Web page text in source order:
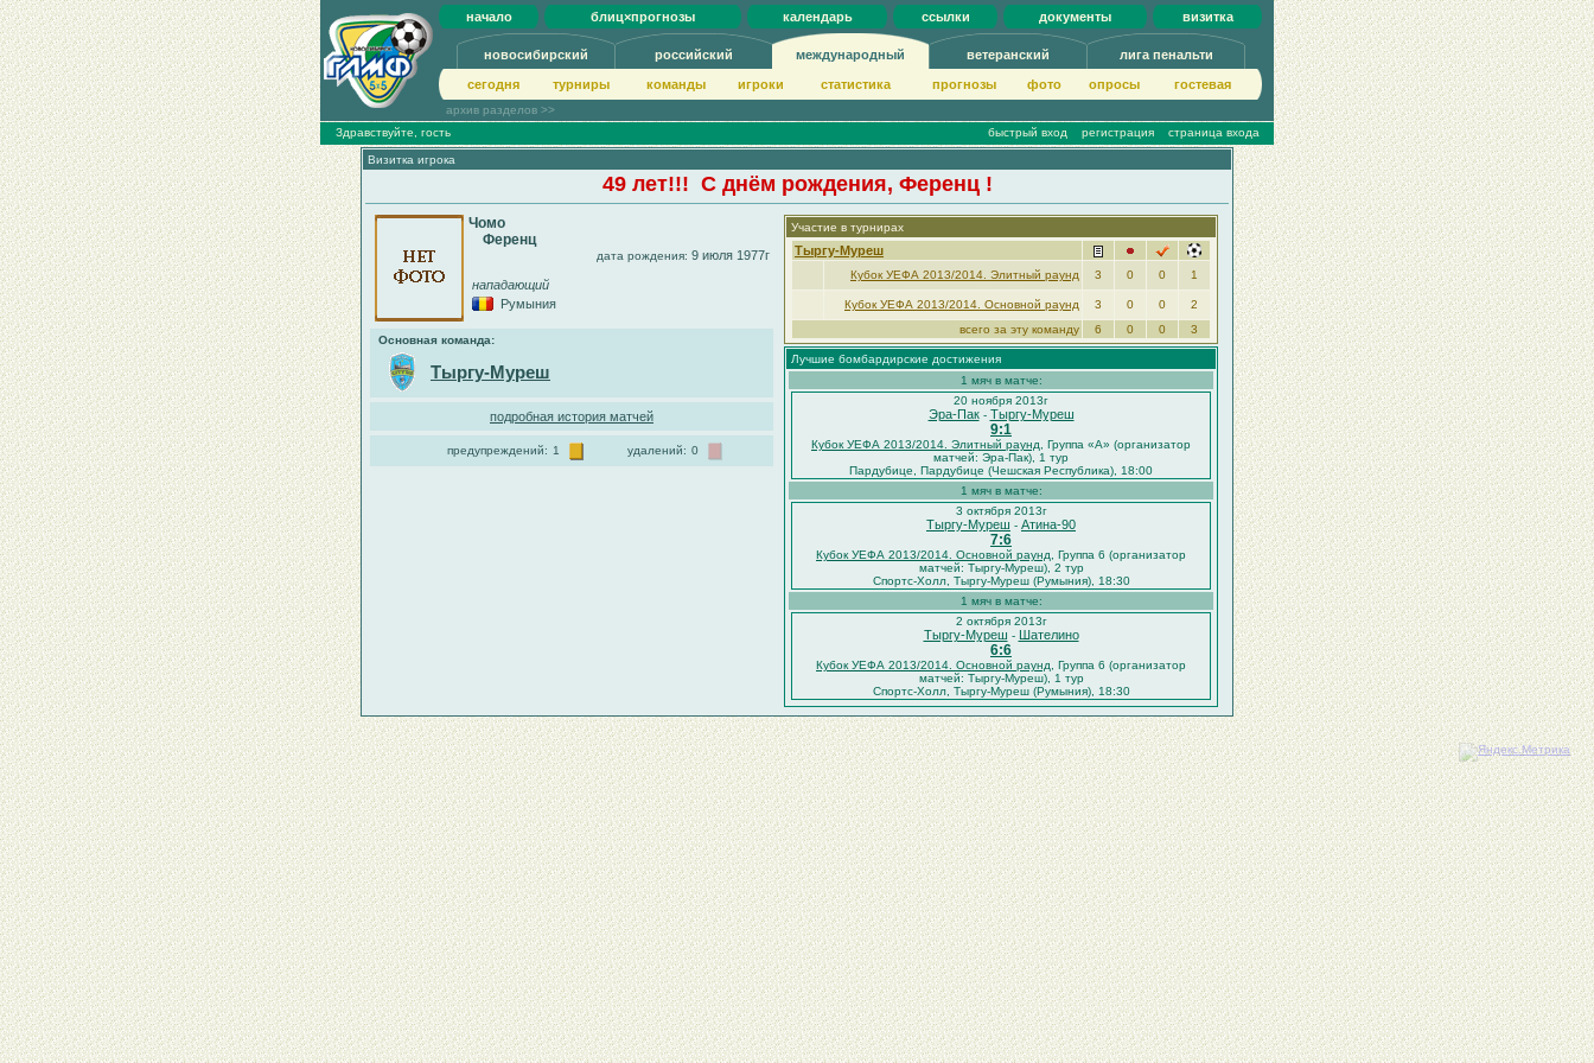
начало блиц×прогнозы календарь ссылки документы визитка
новосибирский российский международный ветеранский лига пенальти
сегодня турниры команды игроки статистика прогнозы фото опросы гoстeвая
архив разделов >>
Здравствуйте, гость
быстрый вход регистрация страница входа
Визитка игрока
49 лет!!! С днём рождения, Ференц !
Чомо
Ференц
дата рождения: 9 июля 1977г
нападающий
Румыния
Основная команда:
Тыргу-Муреш
подробная история матчей
предупреждений: 1 удалений: 0
Участие в турнирах
Тыргу-Муреш
Кубок УЕФА 2013/2014. Элитный раунд 3 0 0 1
Кубок УЕФА 2013/2014. Основной раунд 3 0 0
2
всего за эту команду
6 0 0 3
Лучшие бомбардирские достижения
1 мяч в матче:
20 ноября 2013г
Эра-Пак- Тыргу-Муреш
9:1
Кубок УЕФА 2013/2014. Элитный раунд , Группа «A» (организатор
матчей: Эра-Пак), 1 тур
Пардубице, Пардубице (Чешская Республика), 18:00
1 мяч в матче:
3 октября 2013г
Тыргу-Муреш - Атина-90
7:6
Кубок УЕФА 2013/2014. Основной раунд , Группа 6 (организатор
матчей: Тыргу-Муреш), 2 тур
Спортс-Холл, Тыргу-Муреш (Румыния), 18:30
1 мяч в матче:
2 октября 2013г
Тыргу-Муреш - Шателино
6:6
Кубок УЕФА 2013/2014. Основной раунд , Группа 6 (организатор
матчей: Тыргу-Муреш), 1 тур
Спортс-Холл, Тыргу-Муреш (Румыния), 18:30